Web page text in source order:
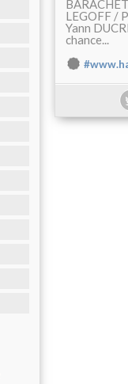
LEGOFF /
Yann
chance...